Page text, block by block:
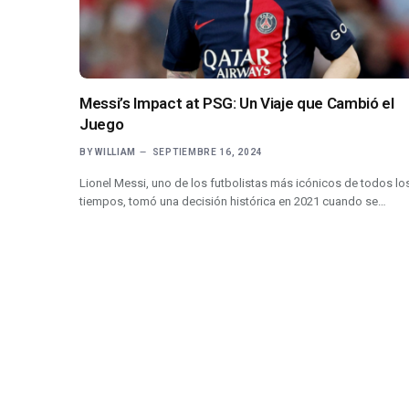
Messi’s Impact at PSG: Un Viaje que Cambió el
Juego
BY WILLIAM SEPTIEMBRE 16, 2024
Lionel Messi, uno de los futbolistas más icónicos de todos
tiempos, tomó una decisión histórica en 2021 cuando se…